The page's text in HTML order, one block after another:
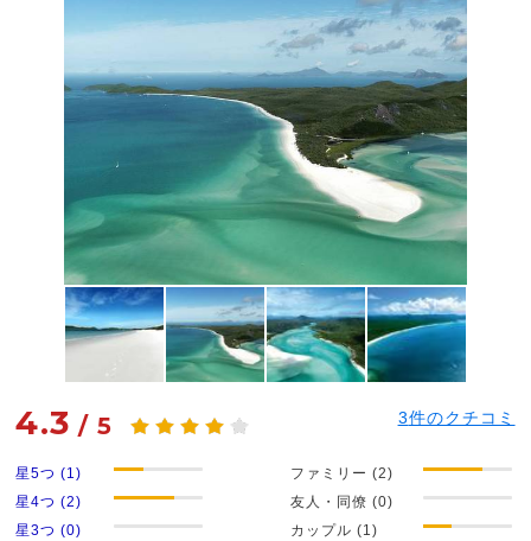
4.3 /5 3件のクチコミ
星5つ (1)
星4つ (2)
星3つ (0)
ファミリー (2)
友人・同僚 (0)
カップル (1)